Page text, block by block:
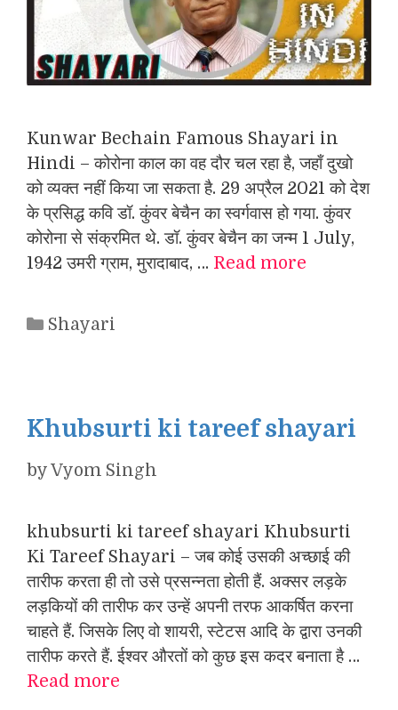
Kunwar Bechain Famous Shayari in
Hindi – कोरोना काल का वह दौर चल रहा है, जहाँ दुखो
को व्यक्त नहीं किया जा सकता है. 29 अप्रैल 2021 को देश
के प्रसिद्ध कवि डॉ. कुंवर बेचैन का स्वर्गवास हो गया. कुंवर
कोरोना से संक्रमित थे. डॉ. कुंवर बेचैन का जन्म 1 July,
1942 उमरी ग्राम, मुरादाबाद, … Read more
Categories
Shayari
Khubsurti ki tareef shayari
byVyom Singh
khubsurti ki tareef shayari Khubsurti
Ki Tareef Shayari – जब कोई उसकी अच्छाई की
तारीफ करता ही तो उसे प्रसन्नता होती हैं. अक्सर लड़के
लड़कियों की तारीफ कर उन्हें अपनी तरफ आकर्षित करना
चाहते हैं. जिसके लिए वो शायरी, स्टेटस आदि के द्वारा उनकी
तारीफ करते हैं. ईश्वर औरतों को कुछ इस कदर बनाता है …
Read more